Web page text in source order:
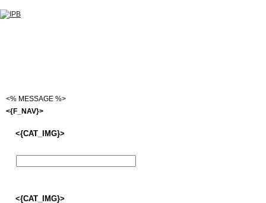
<% MESSAGE %>
<{F_NAV}>
<{CAT_IMG}>
<{CAT_IMG}>